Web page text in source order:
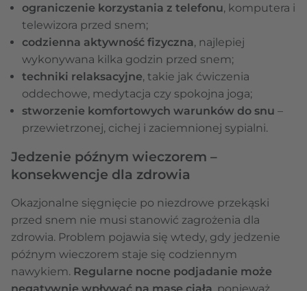
ograniczenie korzystania z telefonu, komputera i
telewizora przed snem;
codzienna aktywność fizyczna, najlepiej
wykonywana kilka godzin przed snem;
techniki relaksacyjne, takie jak ćwiczenia
oddechowe, medytacja czy spokojna joga;
stworzenie komfortowych warunków do snu –
przewietrzonej, cichej i zaciemnionej sypialni.
Jedzenie późnym wieczorem –
konsekwencje dla zdrowia
Okazjonalne sięgnięcie po niezdrowe przekąski
przed snem nie musi stanowić zagrożenia dla
zdrowia. Problem pojawia się wtedy, gdy jedzenie
późnym wieczorem staje się codziennym
nawykiem. Regularne nocne podjadanie może